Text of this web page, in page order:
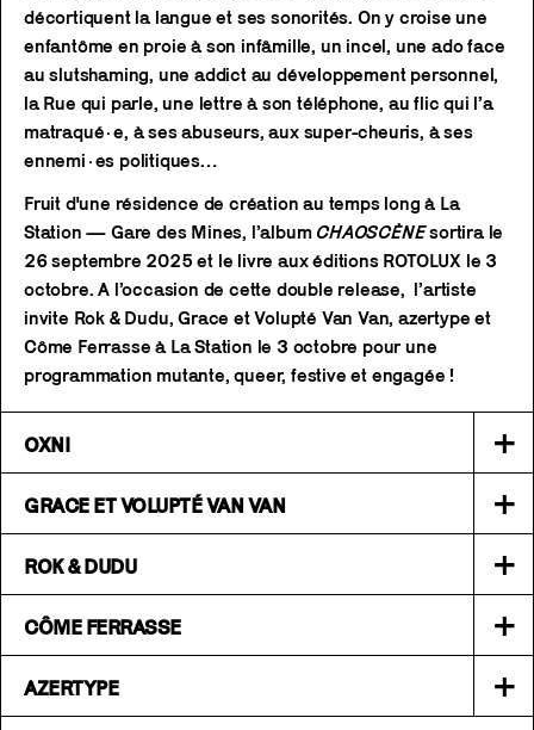
décortiquent la langue et ses sonorités. On y croise une
enfantôme en proie à son infâmille, un incel, une ado face
au slutshaming, une addict au développement personnel,
la Rue qui parle, une lettre à son téléphone, au flic qui l’a
matraqué·e, à ses abuseurs, aux super-cheuris, à ses
ennemi·es politiques…
Fruit d'une résidence de création au temps long à La
Station — Gare des Mines, l’album CHAOSCÈNEsortira le
26 septembre 2025 et le livre aux éditions ROTOLUX le 3
octobre. A l’occasion de cette double release, l’artiste
invite Rok & Dudu, Grace et Volupté Van Van, azertype et
Côme Ferrasse à La Station le 3 octobre pour une
programmation mutante, queer, festive et engagée !
OXNI +
GRACE ET VOLUPTÉ VAN VAN +
ROK & DUDU +
CÔME FERRASSE +
AZERTYPE +